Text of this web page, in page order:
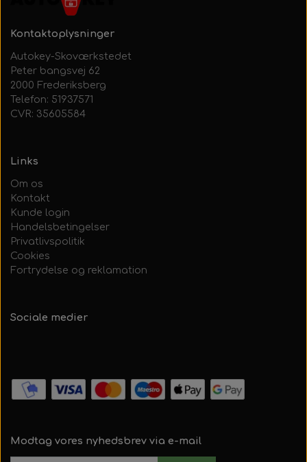
Kontaktoplysninger
Autokey-Skoværkstedet
Peter bangsvej 62
2000 Frederiksberg
Telefon: 51937571
CVR: 35605584
Links
Om os
Kontakt
Kunde login
Handelsbetingelser
Privatlivspolitik
Cookies
Fortrydelse og reklamation
Sociale medier
Modtag vores nyhedsbrev via e-mail